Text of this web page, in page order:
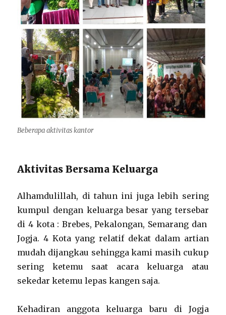
Beberapa aktivitas kantor
Aktivitas Bersama Keluarga
Alhamdulillah, di tahun ini juga lebih sering
kumpul dengan keluarga besar yang tersebar
di 4 kota : Brebes, Pekalongan, Semarang dan
Jogja. 4 Kota yang relatif dekat dalam artian
mudah dijangkau sehingga kami masih cukup
sering ketemu saat acara keluarga atau
sekedar ketemu lepas kangen saja.
Kehadiran anggota keluarga baru di Jogja